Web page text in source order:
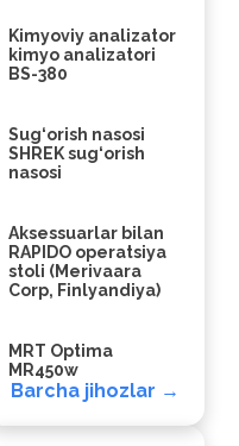
Kimyoviy analizator
kimyo analizatori
BS-380
Sug‘orish nasosi
SHREK sug‘orish
nasosi
Aksessuarlar bilan
RAPIDO operatsiya
stoli (Merivaara
Corp, Finlyandiya)
MRT Optima
MR450w
Barcha jihozlar →